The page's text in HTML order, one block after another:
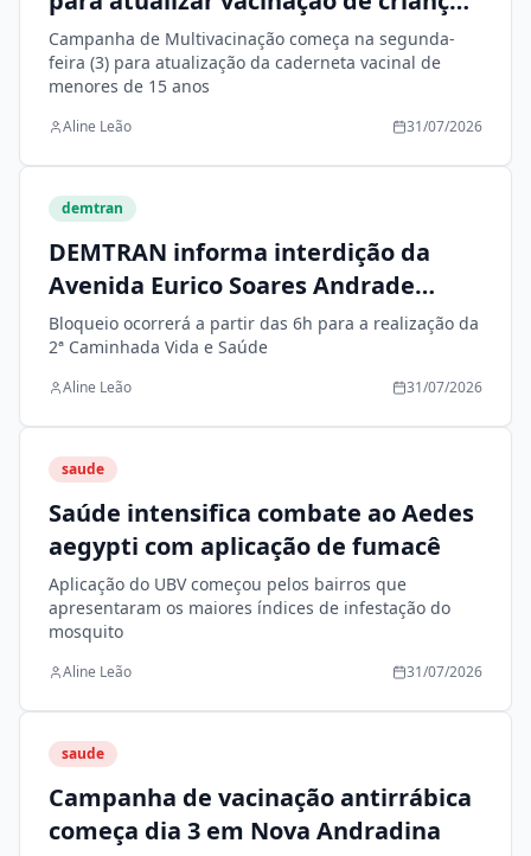
e adolescentes
Campanha de Multivacinação começa na segunda-
feira (3) para atualização da caderneta vacinal de
menores de 15 anos
Aline Leão 31/07/2026
demtran
DEMTRAN informa interdição da
Avenida Eurico Soares Andrade
neste domingo (2)
Bloqueio ocorrerá a partir das 6h para a realização da
2ª Caminhada Vida e Saúde
Aline Leão 31/07/2026
saude
Saúde intensifica combate ao Aedes
aegypti com aplicação de fumacê
Aplicação do UBV começou pelos bairros que
apresentaram os maiores índices de infestação do
mosquito
Aline Leão 31/07/2026
saude
Campanha de vacinação antirrábica
começa dia 3 em Nova Andradina